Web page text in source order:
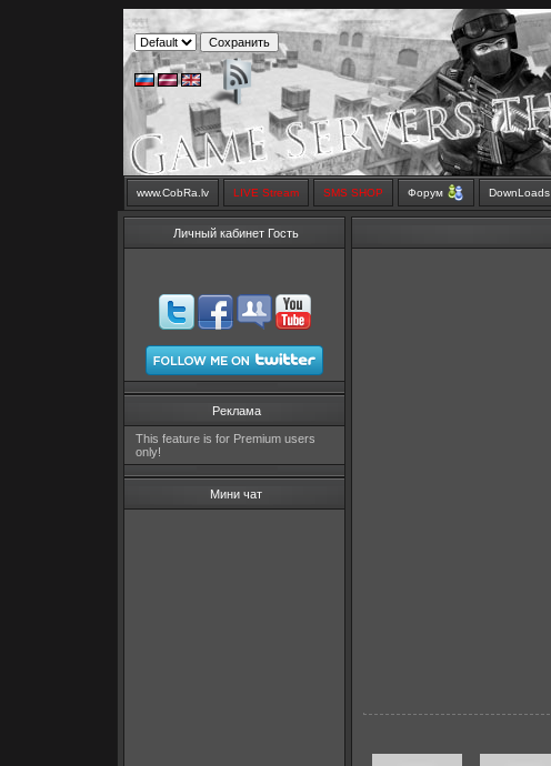
www.CobRa.lv LIVE Stream SMS SHOP Форум DownLoads
Личный кабинет Гость
Реклама
This feature is for Premium users
only!
Мини чат